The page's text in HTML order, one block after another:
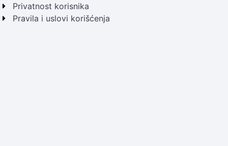
Privatnost korisnika
Pravila i uslovi korišćenja